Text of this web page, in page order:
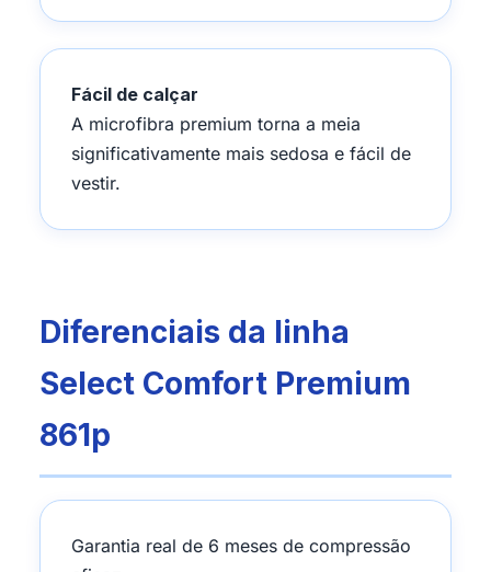
Fácil de calçar
A microfibra premium torna a meia
significativamente mais sedosa e fácil de
vestir.
Diferenciais da linha
Select Comfort Premium
861p
Garantia real de 6 meses de compressão